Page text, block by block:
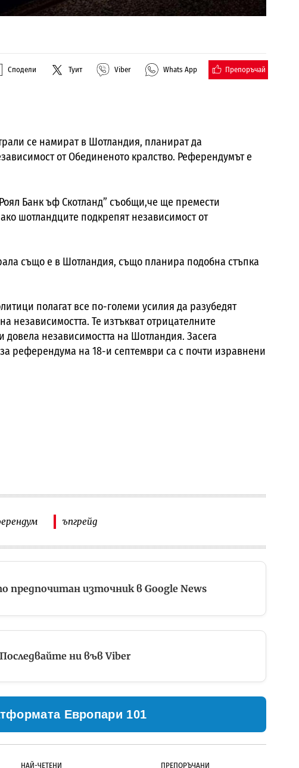
Сподели Туит Viber Whats App Препоръчай
се намират в Шотландия, планират да
от Обединеното кралство. Референдумът е
Банк ъф Скотланд” съобщи,че ще премести
шотландците подкрепят независимост от
също е в Шотландия, също планира подобна стъпка
полагат все по-големи усилия да разубедят
независимостта. Те изтъкват отрицателните
независимостта на Шотландия. Засега
референдума на 18-и септември са с почти изравнени
ъпгрейд
предпочитан източник в Google News
Последвайте ни във Viber
Европари 101
НАЙ-ЧЕТЕНИ ПРЕПОРЪЧАНИ